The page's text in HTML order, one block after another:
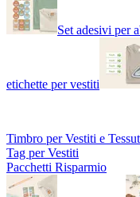
Set adesivi per
etichette per vestiti
Timbro per Vestiti e
Tag per Vestiti
Pacchetti Risparmio